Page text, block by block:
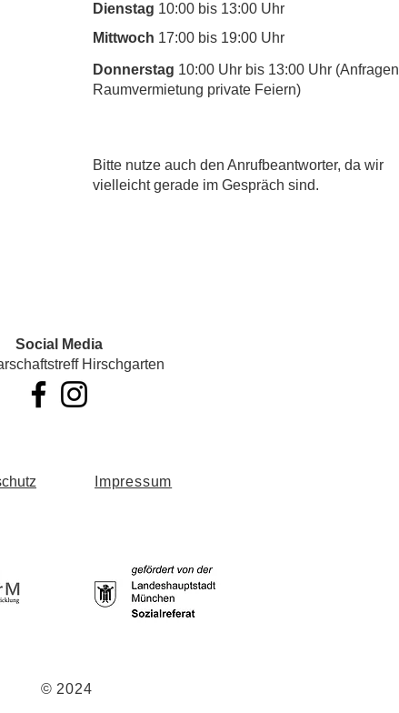
Dienstag 10:00 bis 13:00 Uhr
Mittwoch 17:00 bis 19:00 Uhr
Donnerstag 10:00 Uhr bis 13:00 Uhr (Anfragen
Raumvermietung private Feiern)
​Bitte nutze auch den Anrufbeantworter, da wir
vielleicht gerade im Gespräch sind.
Social Media
Hirschgarten
Impressum
© 2024